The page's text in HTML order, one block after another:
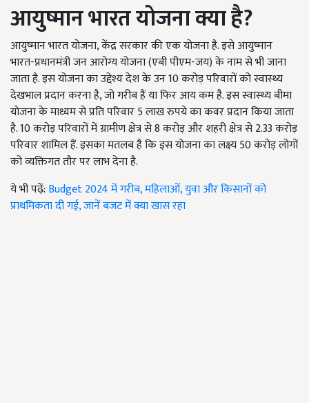
आयुष्मान भारत योजना क्या है?
आयुष्मान भारत योजना, केंद्र सरकार की एक योजना है. इसे आयुष्मान
भारत-​प्रधानमंत्री जन आरोग्य योजना (एबी पीएम-जय) के नाम से भी जाना
जाता है. इस योजना का उद्देश्य देश के उन 10 करोड़ परिवारों को स्वास्थ्य
देखभाल प्रदान करना है, जो गरीब हैं या फिर आय कम है. इस स्वास्थ्य बीमा
योजना के माध्यम से प्रति परिवार 5 लाख रुपये का कवर प्रदान किया जाता
है. 10 करोड़ परिवारों में ग्रामीण क्षेत्र से 8 करोड़ और शहरी क्षेत्र से 2.33 करोड़
परिवार शामिल हैं. इसका मतलब है कि इस योजना का लक्ष्य 50 करोड़ लोगों
को व्यक्तिगत तौर पर लाभ देना है.
ये भी पढ़ें: Budget 2024 में गरीब, महिलाओं, युवा और किसानों को
प्राथमिकता दी गई, जानें बजट में क्या खास रहा